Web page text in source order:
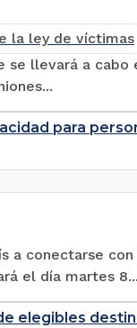
se llevará a cabo
para
a conectarse con
el día martes 8...
elegibles